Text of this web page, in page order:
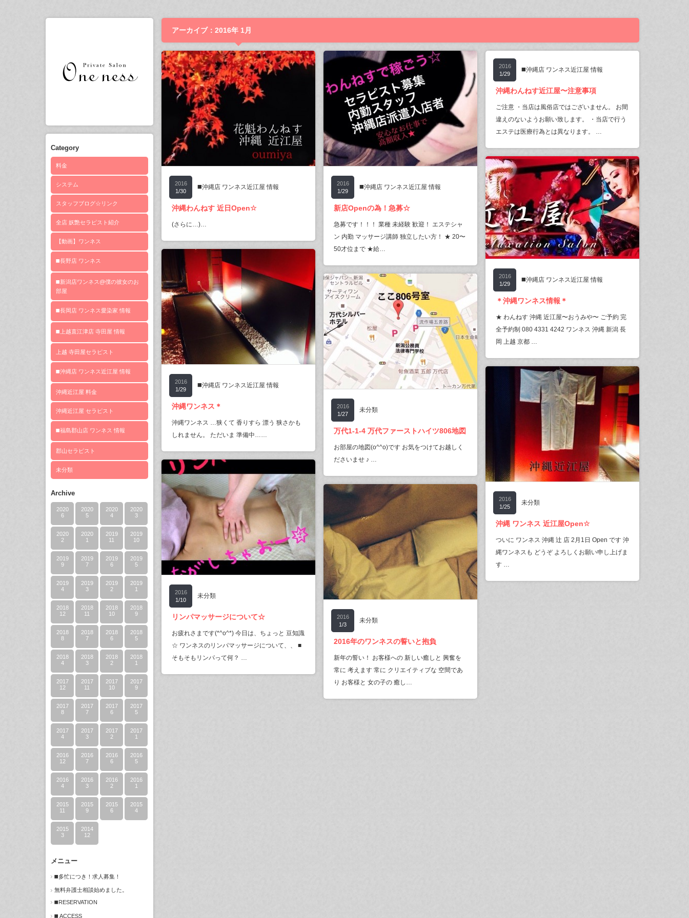
Category
料金
システム
スタッフブログ☆リンク
全店 妖艶セラピスト紹介
【動画】ワンネス
◼️長野店 ワンネス
◼️新潟店ワンネス@僕の彼女のお
部屋
◼️長岡店 ワンネス愛染家 情報
◼️上越直江津店 寺田屋 情報
上越 寺田屋セラピスト
◼️沖縄店 ワンネス近江屋 情報
沖縄近江屋 料金
沖縄近江屋 セラピスト
◼️福島郡山店 ワンネス 情報
郡山セラピスト
未分類
Archive
2020
6
2020
5
2020
4
2020
3
2020
2
2020
1
2019
11
2019
10
2019
9
2019
7
2019
6
2019
5
2019
4
2019
3
2019
2
2019
1
2018
12
2018
11
2018
10
2018
9
2018
8
2018
7
2018
6
2018
5
2018
4
2018
3
2018
2
2018
1
2017
12
2017
11
2017
10
2017
9
2017
8
2017
7
2017
6
2017
5
2017
4
2017
3
2017
2
2017
1
2016
12
2016
7
2016
6
2016
5
2016
4
2016
3
2016
2
2016
1
2015
11
2015
9
2015
6
2015
4
2015
3
2014
12
メニュー
◼️多忙につき！求人募集！
無料弁護士相談始めました。
◼️RESERVATION
◼️ ACCESS
アーカイブ：2016年 1月
2016
1/30
◼️沖縄店 ワンネス近江屋 情報
沖縄わんねす 近日Open☆
(さらに…)…
2016
1/29
◼️沖縄店 ワンネス近江屋 情報
新店Openの為！急募☆
急募です！！！ 業種 未経験 歓迎！ エステシャ
ン 内勤 マッサージ講師 独立したい方！ ★ 20〜
50才位まで ★給…
2016
1/29
◼️沖縄店 ワンネス近江屋 情報
沖縄わんねす近江屋〜注意事項
ご注意 ・当店は風俗店ではございません。 お間
違えのないようお願い致します。 ・当店で行う
エステは医療行為とは異なります。 …
2016
1/29
◼️沖縄店 ワンネス近江屋 情報
＊沖縄ワンネス情報＊
★ わんねす 沖縄 近江屋〜おうみや〜 ご予約 完
全予約制 080 4331 4242 ワンネス 沖縄 新潟 長
岡 上越 京都 …
2016
1/29
◼️沖縄店 ワンネス近江屋 情報
沖縄ワンネス＊
沖縄ワンネス …狭くて 香りすら 漂う 狭さかも
しれません。 ただいま 準備中……
2016
1/27
未分類
万代1-1-4 万代ファーストハイツ806地図
お部屋の地図(o^^o)です お気をつけてお越しく
ださいませ ♪ …
2016
1/25
未分類
沖縄 ワンネス 近江屋Open☆
ついに ワンネス 沖縄 辻 店 2月1日 Open です 沖
縄ワンネスも どうぞ よろしくお願い申し上げま
す …
2016
1/10
未分類
リンパマッサージについて☆
お疲れさまです(*^o^*) 今日は、ちょっと 豆知識
☆ ワンネスのリンパマッサージについて、、 ■
そもそもリンパって何？ …
2016
1/3
未分類
2016年のワンネスの誓いと抱負
新年の誓い！ お客様への 新しい癒しと 興奮を
常に 考えます 常に クリエイティブな 空間であ
り お客様と 女の子の 癒し…